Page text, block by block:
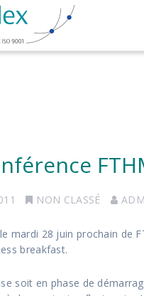
NON CLASSÉ
mardi 28 juin prochain de
breakfast.
soit en phase de